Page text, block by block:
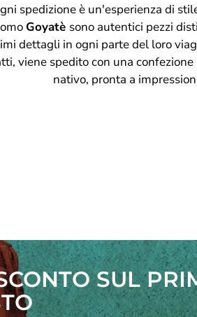
spedizione è un'esperienza di
Goyatè sono autentici pezzi
dettagli in ogni parte del loro
viene spedito con una
nativo, pronta a
SUL